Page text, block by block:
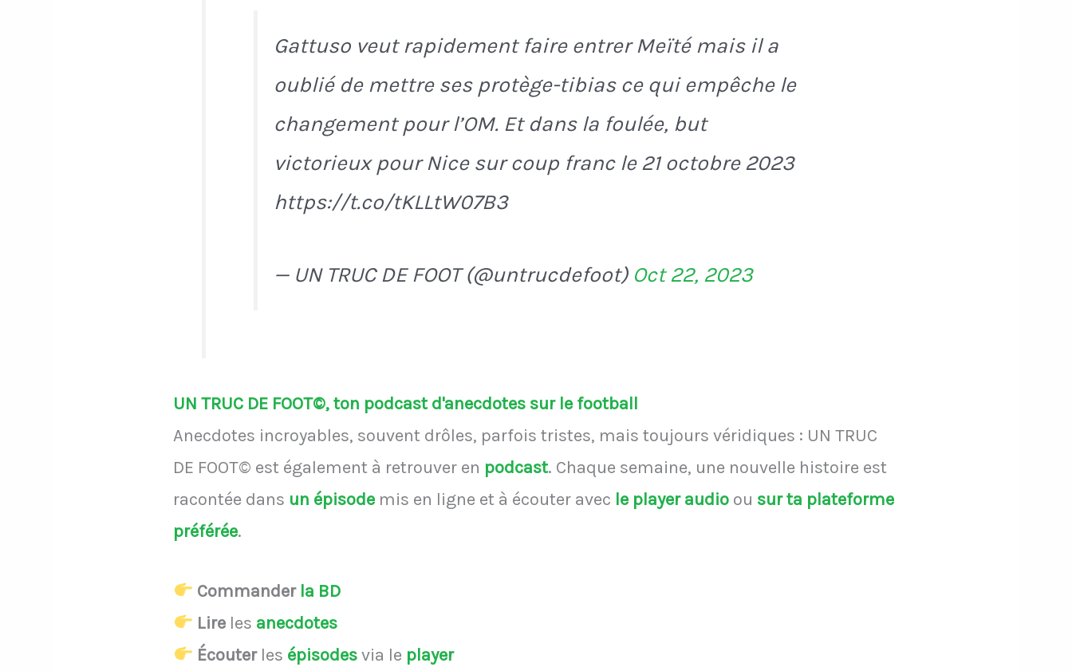
Gattuso veut rapidement faire entrer Meïté mais il a
oublié de mettre ses protège-tibias ce qui empêche le
changement pour l’OM. Et dans la foulée, but
victorieux pour Nice sur coup franc le 21 octobre 2023
https://t.co/tKLLtW07B3
— UN TRUC DE FOOT (@untrucdefoot) Oct 22, 2023
UN TRUC DE FOOT©, ton podcast d'anecdotes sur le football
Anecdotes incroyables, souvent drôles, parfois tristes, mais toujours véridiques : UN TRUC
DE FOOT© est également à retrouver en podcast. Chaque semaine, une nouvelle histoire est
racontée dans un épisode mis en ligne et à écouter avec le player audio ou sur ta plateforme
préférée.
Commander la BD
Lire les anecdotes
Écouterles épisodesvia le player